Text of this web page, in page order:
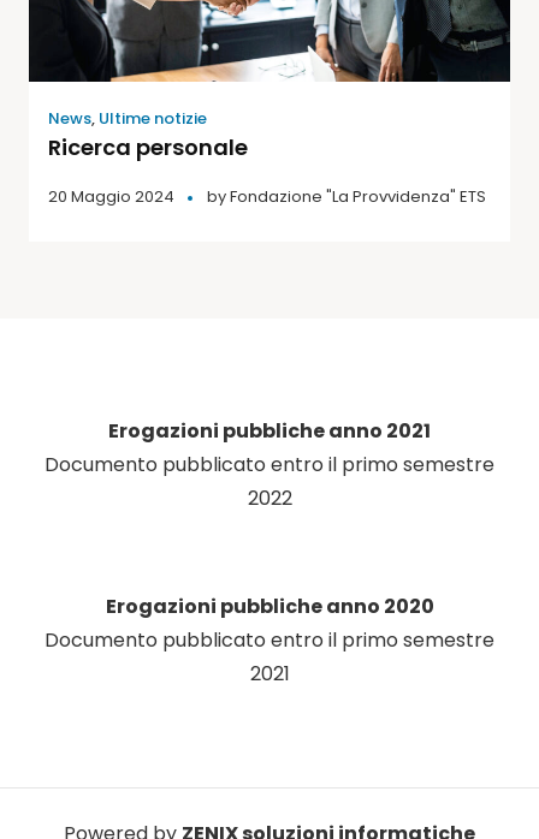
News, Ultime notizie
Ricerca personale
20 Maggio 2024 byFondazione "La Provvidenza" ETS
Erogazioni pubbliche anno 2021
Documento pubblicato entro il primo semestre
2022
Erogazioni pubbliche anno 2020
Documento pubblicato entro il primo semestre
2021